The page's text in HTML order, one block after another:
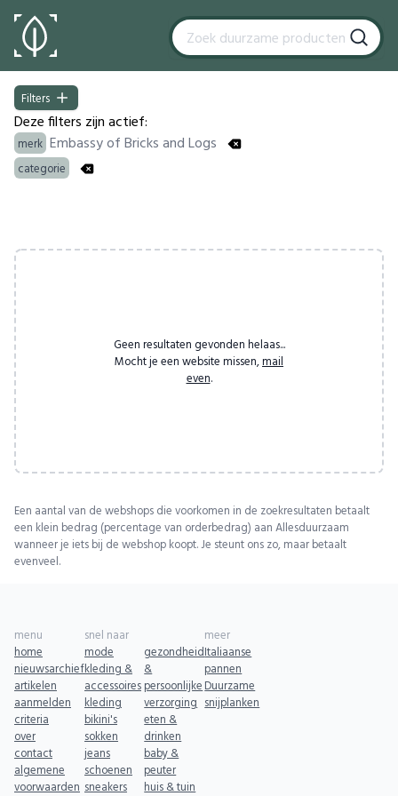
Filters
Filters
Deze filters zijn actief:
merk Embassy of Bricks and Logs
categorie
Geen resultaten gevonden helaas...
Mocht je een website missen, mail
even.
Een aantal van de webshops die voorkomen in de zoekresultaten betaalt
een klein bedrag (percentage van orderbedrag) aan Allesduurzaam
wanneer je iets bij de webshop koopt. Je steunt ons zo, maar betaalt
evenveel.
menu
home
nieuwsarchief
artikelen
aanmelden
criteria
over
contact
algemene
voorwaarden
snel naar
mode
kleding &
accessoires
kleding
bikini's
sokken
jeans
schoenen
sneakers
gezondheid
&
persoonlijke
verzorging
eten &
drinken
baby &
peuter
huis & tuin
meer
Italiaanse
pannen
Duurzame
snijplanken